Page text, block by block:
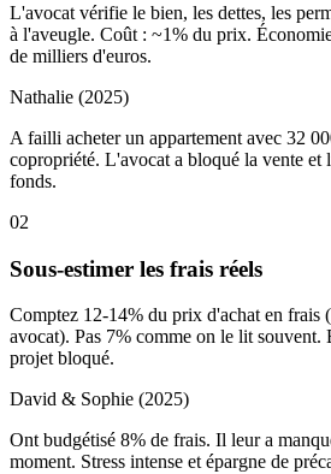
L'avocat vérifie le bien, les dettes, les
à l'aveugle. Coût : ~1% du prix.
de milliers d'euros.
Nathalie (2025)
A failli acheter un appartement avec 32
copropriété. L'avocat a bloqué la vente et
fonds.
02
Sous-estimer les frais réels
Comptez 12-14% du prix d'achat en frais
avocat). Pas 7% comme on le lit souvent.
projet bloqué.
David & Sophie (2025)
Ont budgétisé 8% de frais. Il leur a
moment. Stress intense et épargne de